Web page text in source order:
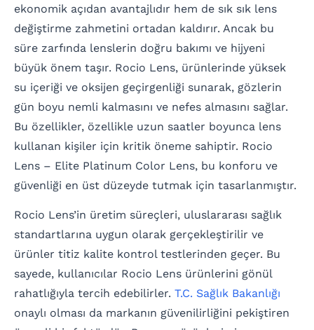
ekonomik açıdan avantajlıdır hem de sık sık lens
değiştirme zahmetini ortadan kaldırır. Ancak bu
süre zarfında lenslerin doğru bakımı ve hijyeni
büyük önem taşır. Rocio Lens, ürünlerinde yüksek
su içeriği ve oksijen geçirgenliği sunarak, gözlerin
gün boyu nemli kalmasını ve nefes almasını sağlar.
Bu özellikler, özellikle uzun saatler boyunca lens
kullanan kişiler için kritik öneme sahiptir. Rocio
Lens – Elite Platinum Color Lens, bu konforu ve
güvenliği en üst düzeyde tutmak için tasarlanmıştır.
Rocio Lens’in üretim süreçleri, uluslararası sağlık
standartlarına uygun olarak gerçekleştirilir ve
ürünler titiz kalite kontrol testlerinden geçer. Bu
sayede, kullanıcılar Rocio Lens ürünlerini gönül
rahatlığıyla tercih edebilirler. T.C. Sağlık Bakanlığı
onaylı olması da markanın güvenilirliğini pekiştiren